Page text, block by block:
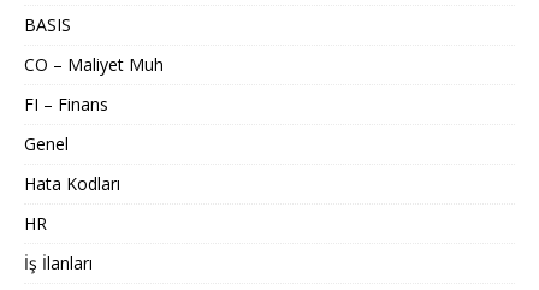
BASIS
CO – Maliyet Muh
FI – Finans
Genel
Hata Kodları
HR
İş İlanları